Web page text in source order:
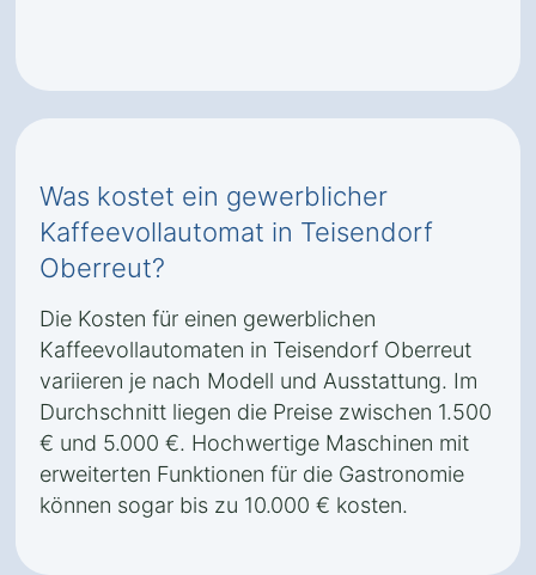
Was kostet ein gewerblicher
Kaffeevollautomat in Teisendorf
Oberreut?
Die Kosten für einen gewerblichen
Kaffeevollautomaten in Teisendorf Oberreut
variieren je nach Modell und Ausstattung. Im
Durchschnitt liegen die Preise zwischen 1.500
€ und 5.000 €. Hochwertige Maschinen mit
erweiterten Funktionen für die Gastronomie
können sogar bis zu 10.000 € kosten.